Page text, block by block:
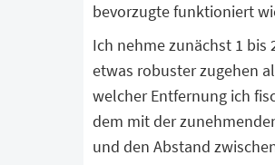
bevorzugte funktioniert
Ich nehme zunächst 1 bis
etwas robuster zugehen
welcher Entfernung ich
dem mit der
und den Abstand